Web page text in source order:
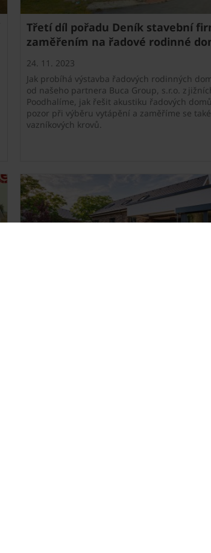
Třetí díl pořadu Deník stavební
zaměřením na řadové rodinné
24. 11. 2023
Jak probíhá výstavba řadových rodinných
od našeho partnera Buca Group, s.r.o. z
Poodhalíme, jak řešit akustiku řadových
pozor při výběru vytápění a zaměříme se
vazníkových krovů.